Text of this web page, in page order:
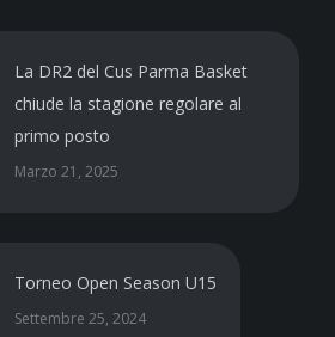
La DR2 del Cus Parma Basket
chiude la stagione regolare al
primo posto
Marzo 21, 2025
Torneo Open Season U15
Settembre 25, 2024